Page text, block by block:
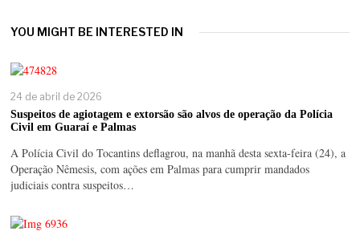
YOU MIGHT BE INTERESTED IN
24 de abril de 2026
Suspeitos de agiotagem e extorsão são alvos de operação da Polícia
Civil em Guaraí e Palmas
A Polícia Civil do Tocantins deflagrou, na manhã desta sexta-feira (24), a
Operação Nêmesis, com ações em Palmas para cumprir mandados
judiciais contra suspeitos…